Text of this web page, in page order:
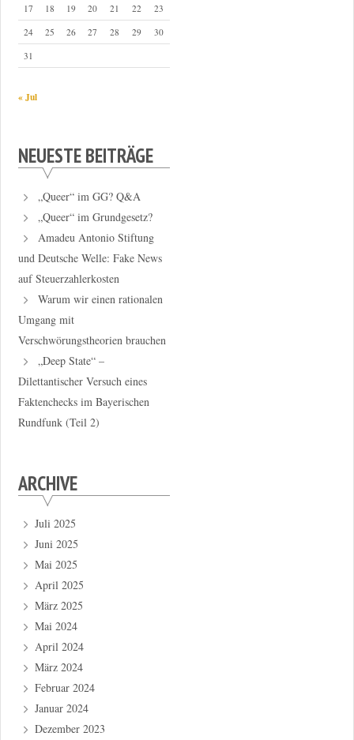
17
18 19 20 21 22
23
24
25 26 27 28 29
30
31
« Jul
NEUESTE BEITRÄGE
„Queer“ im GG? Q&A
„Queer“ im Grundgesetz?
Amadeu Antonio Stiftung
und Deutsche Welle: Fake News
auf Steuerzahlerkosten
Warum wir einen rationalen
Umgang mit
Verschwörungstheorien brauchen
„Deep State“ –
Dilettantischer Versuch eines
Faktenchecks im Bayerischen
Rundfunk (Teil 2)
ARCHIVE
Juli 2025
Juni 2025
Mai 2025
April 2025
März 2025
Mai 2024
April 2024
März 2024
Februar 2024
Januar 2024
Dezember 2023